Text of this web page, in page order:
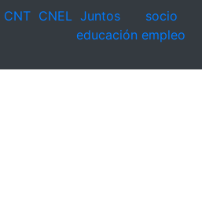
CNT CNEL Juntos
educación
socio
empleo